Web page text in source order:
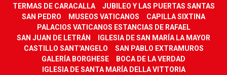
TERMAS DE CARACALLA
JUBILEO Y LAS PUERTAS SANTAS
SAN PEDRO
MUSEOS VATICANOS
CAPILLA SIXTINA
PALACIOS VATICANOS ESTANCIAS DE RAFAEL
SAN JUAN DE LETRÁN
IGLESIA DE SAN MARÍA LA MAYOR
CASTILLO SANT'ANGELO
SAN PABLO EXTRAMUROS
GALERÍA BORGHESE
BOCA DE LA VERDAD
IGLESIA DE SANTA MARÍA DELLA VITTORIA